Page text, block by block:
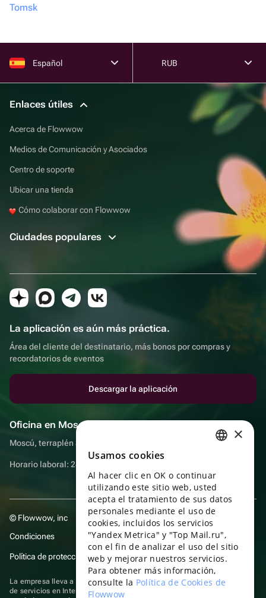
Tomsk
Español RUB
Enlaces útiles
Acerca de Flowwow
Medios de Comunicación y Asociados
Centro de soporte
Ubicar una tienda
Cómo colaborar con Flowwow
Ciudades populares
La aplicación es aún más práctica.
Área del cliente del destinatario, más bonos por compras y
recordatorios de eventos
Descargar la aplicación
Oficina en Moscú
Moscú, terraplén Sadovnicheskaya, 9, sala 2/3
Horario laboral: 24 horas
© Flowwow, inc
Condiciones
Política de protección y privacidad de datos
La empresa lleva a cabo su actividad en el ámbito de las TI: prestación
de servicios en Internet para la publicación de ofertas (anuncios) de
ENGLISH
UKRAINIAN
PORTUGUESE
SPANISH
HUNGARIAN
ITALIAN
×
Usamos cookies
Al hacer clic en OK o continuar
utilizando este sitio web, usted
acepta el tratamiento de sus datos
personales mediante el uso de
cookies, incluidos los servicios
"Yandex Metrica" y "Top Mail.ru",
con el fin de analizar el uso del sitio
web y mejorar nuestros servicios.
Para obtener más información,
consulte la Política de Cookies de
Flowwow